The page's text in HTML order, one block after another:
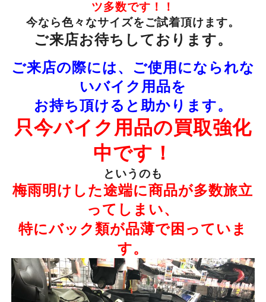
ツ多数です！！
今なら色々なサイズをご試着頂けます。
ご来店お待ちしております。
ご来店の際には、ご使用になられな
いバイク用品を
お持ち頂けると助かります。
只今バイク用品の買取強化
中です！
というのも
梅雨明けした途端に商品が多数旅立
ってしまい、
特にバック類が品薄で困っていま
す。